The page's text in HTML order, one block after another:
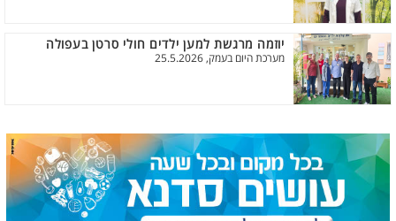
יוזמה מרגשת למען ילדים חולי סרטן בעפולה
מערכת היום בעמק, 25.5.2026